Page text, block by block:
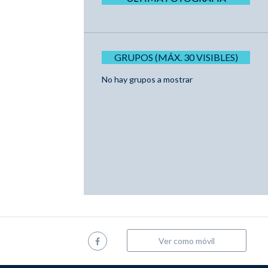
GRUPOS (MÁX. 30 VISIBLES)
No hay grupos a mostrar